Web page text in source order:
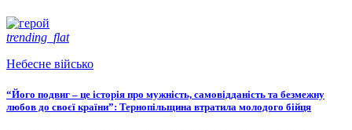
trending_flat
Небесне військо
“Його подвиг – це історія про мужність, самовідданість та безмежну
любов до своєї країни”: Тернопільщина втратила молодого бійця